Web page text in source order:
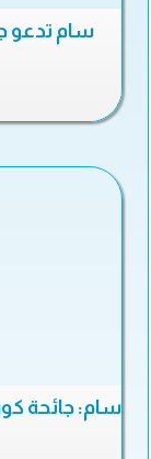
سام تدعو
سام: جائحة